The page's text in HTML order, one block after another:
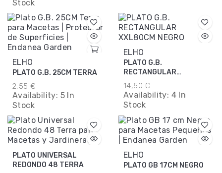
Stock
ELHO
PLATO G.B. 25CM TERRA
2,55 €
Availability: 5 In
Stock
ELHO
PLATO G.B.
RECTANGULAR
14,50 €
Availability: 4 In
Stock
PLATO UNIVERSAL
REDONDO 48 TERRA
ELHO
PLATO GB 17CM NEGRO